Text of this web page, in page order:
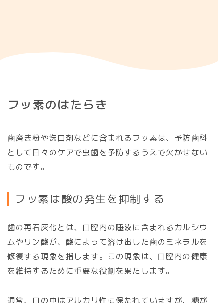
フ ッ 素のはた らき
歯磨き粉や洗口剤などに含まれるフッ素は、予防歯科
として日々のケアで虫歯を予防するうえで欠かせない
ものです。
フ ッ素は酸の発生を抑制す る
歯の再石灰化とは、口腔内の唾液に含まれるカルシウ
ムやリン酸が、酸によって溶け出した歯のミネラルを
修復する現象を指します。この現象は、口腔内の健康
を維持するために重要な役割を果たします。
通常、口の中はアルカリ性に保たれていますが、糖が